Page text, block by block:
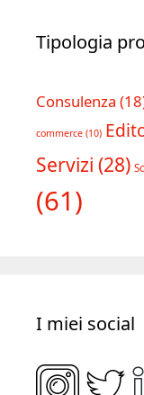
Tipologia
Consulenza
commerce (10)
Servizi (28)
(61)
I miei social